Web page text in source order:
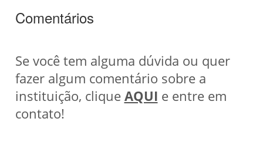
Comentários
Se você tem alguma dúvida ou quer
fazer algum comentário sobre a
instituição, clique AQUI e entre em
contato!